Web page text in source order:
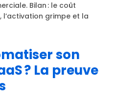
Bilan : le coût
l’activation grimpe et la
son
? La preuve